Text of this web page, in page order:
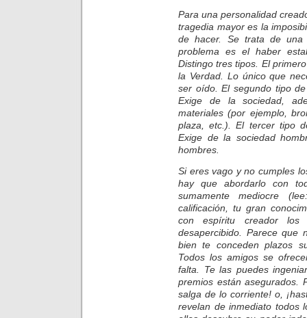
Para una personalidad
tragedia mayor es la
de hacer. Se trata de una
problema es el haber
Distingo tres tipos. El
la Verdad. Lo único que
ser oído. El segundo tipo
Exige de la sociedad,
materiales (por ejemplo,
plaza, etc.). El tercer tipo
Exige de la sociedad
hombres.
Si eres vago y no cumples
hay que abordarlo con
sumamente mediocre
calificación, tu gran
con espíritu creador los
desapercibido. Parece que
bien te conceden plazos
Todos los amigos se
falta. Te las puedes
premios están asegurados.
salga de lo corriente! o,
revelan de inmediato todos